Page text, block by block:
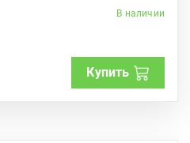
В наличии
Купить